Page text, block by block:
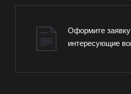
Оформите
интересующие